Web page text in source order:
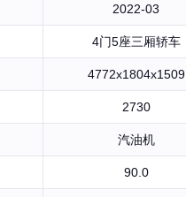
2022-03
4门5座三厢轿车
4772x1804x1509
2730
汽油机
90.0